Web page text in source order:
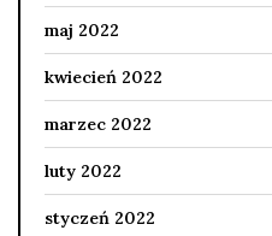
maj 2022
kwiecień 2022
marzec 2022
luty 2022
styczeń 2022